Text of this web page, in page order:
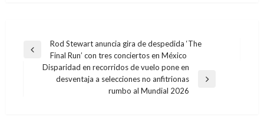
Navegación
entradas
Entrada
anterior
Rod Stewart anuncia gira de despedida ‘The
Final Run’ con tres conciertos en México
Entrada
Disparidad en recorridos de vuelo pone en
desventaja a selecciones no anfitrionas
rumbo al Mundial 2026